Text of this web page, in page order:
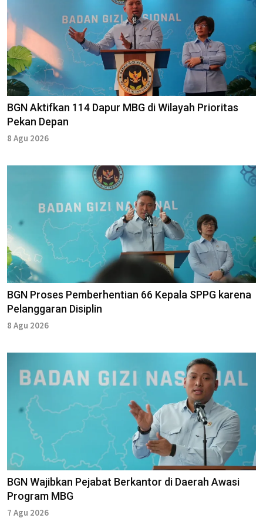
BGN Aktifkan 114 Dapur MBG di Wilayah Prioritas
Pekan Depan
8 Agu 2026
BGN Proses Pemberhentian 66 Kepala SPPG karena
Pelanggaran Disiplin
8 Agu 2026
BGN Wajibkan Pejabat Berkantor di Daerah Awasi
Program MBG
7 Agu 2026